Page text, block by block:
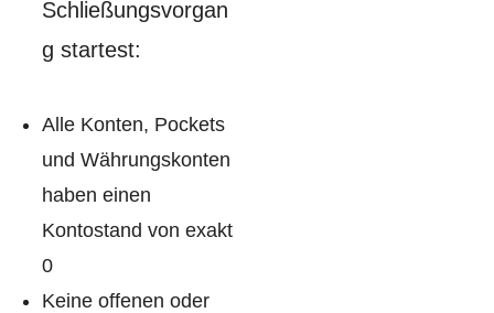
Schließungsvorgan
g startest:
Alle Konten, Pockets
und Währungskonten
haben einen
Kontostand von exakt
0
Keine offenen oder